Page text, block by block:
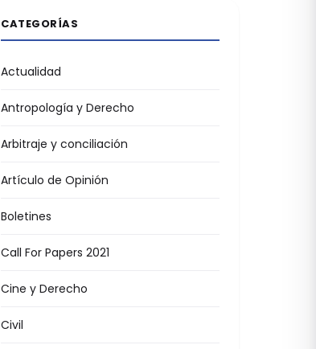
CATEGORÍAS
Actualidad
Antropología y Derecho
Arbitraje y conciliación
Artículo de Opinión
Boletines
Call For Papers 2021
Cine y Derecho
Civil